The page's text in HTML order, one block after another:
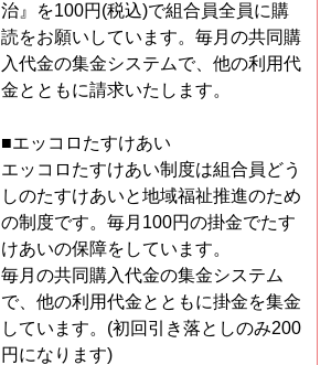
治』を100円(税込)で組合員全員に購
読をお願いしています。毎月の共同購
入代金の集金システムで、他の利用代
金とともに請求いたします。
■エッコロたすけあい
エッコロたすけあい制度は組合員どう
しのたすけあいと地域福祉推進のため
の制度です。毎月100円の掛金でたす
けあいの保障をしています。
毎月の共同購入代金の集金システム
で、他の利用代金とともに掛金を集金
しています。(初回引き落としのみ200
円になります)